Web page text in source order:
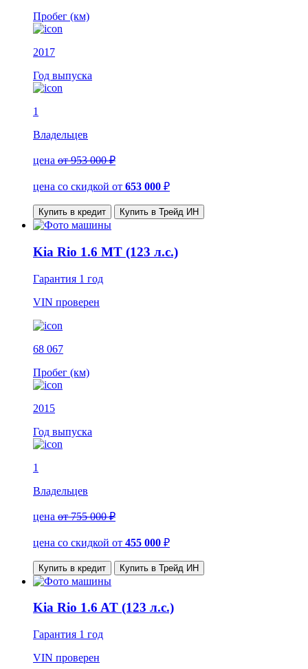
Пробег (км)
2017
Год выпуска
1
Владельцев
цена от 953 000 ₽
цена со скидкой от 653 000 ₽
Купить в кредит Купить в Трейд ИН
Kia Rio 1.6 MT (123 л.с.)
Гарантия 1 год
VIN проверен
68 067
Пробег (км)
2015
Год выпуска
1
Владельцев
цена от 755 000 ₽
цена со скидкой от 455 000 ₽
Купить в кредит Купить в Трейд ИН
Kia Rio 1.6 AT (123 л.с.)
Гарантия 1 год
VIN проверен